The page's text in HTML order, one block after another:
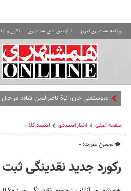
روزنامه همشهری امروز نیازمندی های همشهری آگهی و
«دوستعلی خان، نوۀ ناصرالدین شاه» در حال
صفحه اصلی اخبار اقتصادی اقتصاد كلان
مجموع نظرات: ۰
رکورد جدید نقدینگی